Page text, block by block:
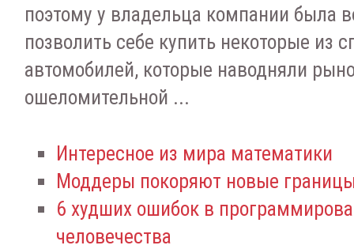
поэтому у владельца компании была
позволить себе купить некоторые из
автомобилей, которые наводняли
ошеломительной ...
Интересное из мира математики
Моддеры покоряют новые
6 худших ошибок в
человечества